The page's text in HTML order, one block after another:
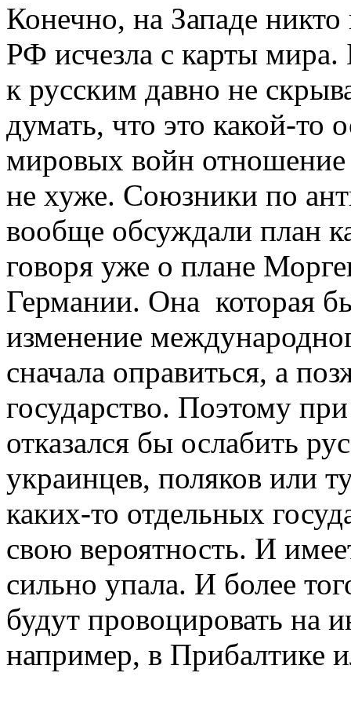
Конечно, на Западе
РФ исчезла с карты мира.
к русским давно не
думать, что это какой-то
мировых войн
не хуже. Союзники по
вообще обсуждали план
говоря уже о плане
Германии. Она которая
изменение
сначала оправиться, а
государство. Поэтому
отказался бы ослабить
украинцев, поляков или
каких-то отдельных
свою вероятность. И
сильно упала. И более
будут провоцировать на
например, в Прибалтике